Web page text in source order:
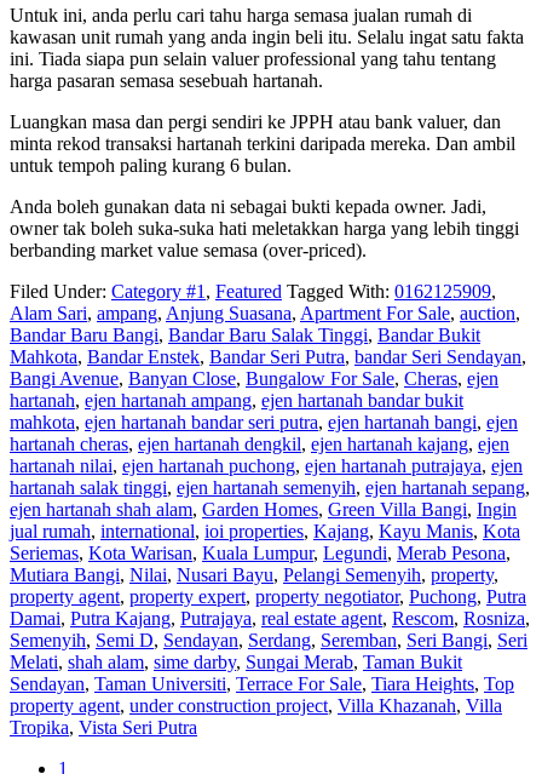
Untuk ini, anda perlu cari tahu harga semasa jualan rumah di
kawasan unit rumah yang anda ingin beli itu. Selalu ingat satu fakta
ini. Tiada siapa pun selain valuer professional yang tahu tentang
harga pasaran semasa sesebuah hartanah.
Luangkan masa dan pergi sendiri ke JPPH atau bank valuer, dan
minta rekod transaksi hartanah terkini daripada mereka. Dan ambil
untuk tempoh paling kurang 6 bulan.
Anda boleh gunakan data ni sebagai bukti kepada owner. Jadi,
owner tak boleh suka-suka hati meletakkan harga yang lebih tinggi
berbanding market value semasa (over-priced).
Filed Under: Category #1 , Featured Tagged With: 0162125909,
Alam Sari, ampang, Anjung Suasana, Apartment For Sale, auction,
Bandar Baru Bangi, Bandar Baru Salak Tinggi, Bandar Bukit
Mahkota, Bandar Enstek, Bandar Seri Putra, bandar Seri Sendayan,
Bangi Avenue, Banyan Close, Bungalow For Sale, Cheras, ejen
hartanah, ejen hartanah ampang, ejen hartanah bandar bukit
mahkota, ejen hartanah bandar seri putra, ejen hartanah bangi, ejen
hartanah cheras, ejen hartanah dengkil, ejen hartanah kajang, ejen
hartanah nilai, ejen hartanah puchong, ejen hartanah putrajaya, ejen
hartanah salak tinggi, ejen hartanah semenyih, ejen hartanah sepang,
ejen hartanah shah alam, Garden Homes, Green Villa Bangi, Ingin
jual rumah, international, ioi properties, Kajang, Kayu Manis, Kota
Seriemas, Kota Warisan, Kuala Lumpur, Legundi, Merab Pesona,
Mutiara Bangi, Nilai, Nusari Bayu, Pelangi Semenyih, property,
property agent, property expert, property negotiator, Puchong, Putra
Damai, Putra Kajang, Putrajaya, real estate agent, Rescom, Rosniza,
Semenyih, Semi D, Sendayan, Serdang, Seremban, Seri Bangi, Seri
Melati, shah alam, sime darby, Sungai Merab, Taman Bukit
Sendayan, Taman Universiti, Terrace For Sale, Tiara Heights, Top
property agent, under construction project, Villa Khazanah, Villa
Tropika, Vista Seri Putra
1